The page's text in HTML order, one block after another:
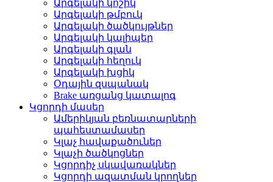
Արգելակի կոշիկ
Արգելակի թմբուկ
Արգելակի ծածկույթներ
Արգելակի կալիպեր
Արգելակի գլան
Արգելակի հեղուկ
Արգելակի խցիկ
Օդային զսպանակ
Brake առցանց կատալոգ
Կցորդի մասեր
Ամերիկյան բեռնատարների
պահեստամասեր
Կլաչ հավաքածուներ
Կլաչի ծածկոցներ
Կցորդիչ սկավառակներ
Կցորդի ազատման կրողներ